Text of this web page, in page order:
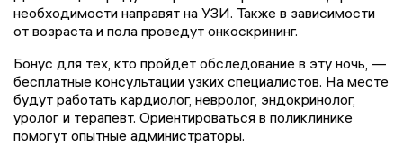
необходимости направят на УЗИ. Также в зависимости
от возраста и пола проведут онкоскрининг.
Бонус для тех, кто пройдет обследование в эту ночь, —
бесплатные консультации узких специалистов. На месте
будут работать кардиолог, невролог, эндокринолог,
уролог и терапевт. Ориентироваться в поликлинике
помогут опытные администраторы.